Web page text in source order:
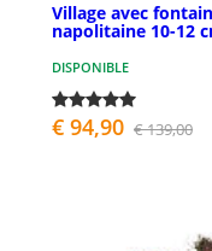
Village avec
napolitaine 10-12
DISPONIBLE
€ 94,90 € 139,00